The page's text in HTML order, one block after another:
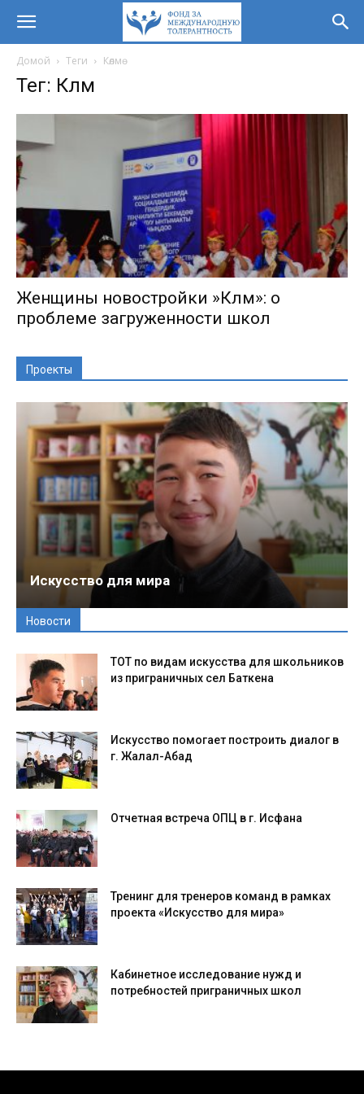
Домой Теги Көлмө
Тег: Көлмө
Женщины новостройки »Көлмө»: о
проблеме загруженности школ
Проекты
Искусство для мира
Новости
ТОТ по видам искусства для школьников
из приграничных сел Баткена
Искусство помогает построить диалог в
г. Жалал-Абад
Отчетная встреча ОПЦ в г. Исфана
Тренинг для тренеров команд в рамках
проекта «Искусство для мира»
Кабинетное исследование нужд и
потребностей приграничных школ